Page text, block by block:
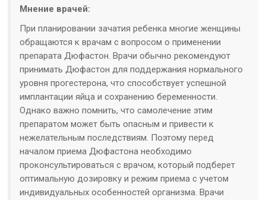
Мнение врачей:
При планировании зачатия ребенка многие женщины
обращаются к врачам с вопросом о применении
препарата Дюфастон. Врачи обычно рекомендуют
принимать Дюфастон для поддержания нормального
уровня прогестерона, что способствует успешной
имплантации яйца и сохранению беременности.
Однако важно помнить, что самолечение этим
препаратом может быть опасным и привести к
нежелательным последствиям. Поэтому перед
началом приема Дюфастона необходимо
проконсультироваться с врачом, который подберет
оптимальную дозировку и режим приема с учетом
индивидуальных особенностей организма. Врачи